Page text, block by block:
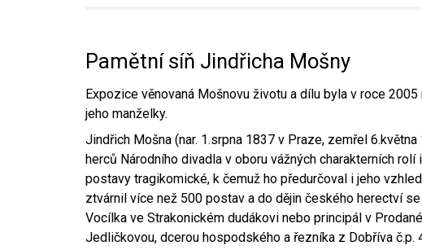
Pamětní síň Jindřicha Mošny
Expozice věnovaná Mošnovu životu a dílu byla v roce
jeho manželky.
Jindřich Mošna (nar. 1.srpna 1837 v Praze, zemřel
herců Národního divadla v oboru vážných charakterních
postavy tragikomické, k čemuž ho předurčoval i jeho
ztvárnil více než 500 postav a do dějin českého herectví
Vocílka ve Strakonickém dudákovi nebo principál v
Jedličkovou, dcerou hospodského a řezníka z Dobříva